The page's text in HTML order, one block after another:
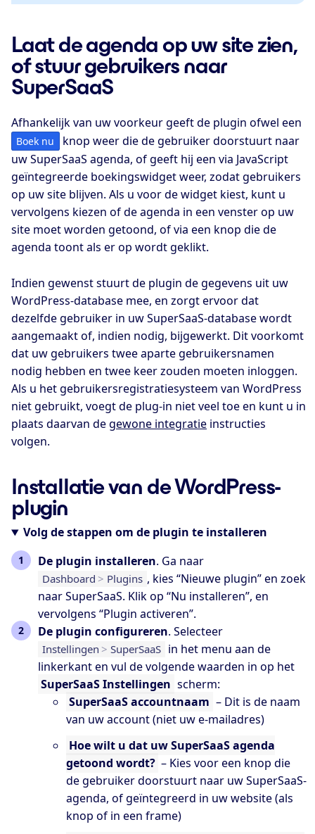
Laat de agenda op uw site zien,
of stuur gebruikers naar
SuperSaaS
Afhankelijk van uw voorkeur geeft de plugin ofwel een
Boek nu
knop weer die de gebruiker doorstuurt naar
uw SuperSaaS agenda, of geeft hij een via JavaScript
geïntegreerde boekingswidget weer, zodat gebruikers
op uw site blijven. Als u voor de widget kiest, kunt u
vervolgens kiezen of de agenda in een venster op uw
site moet worden getoond, of via een knop die de
agenda toont als er op wordt geklikt.
Indien gewenst stuurt de plugin de gegevens uit uw
WordPress-database mee, en zorgt ervoor dat
dezelfde gebruiker in uw SuperSaaS-database wordt
aangemaakt of, indien nodig, bijgewerkt. Dit voorkomt
dat uw gebruikers twee aparte gebruikersnamen
nodig hebben en twee keer zouden moeten inloggen.
Als u het gebruikersregistratiesysteem van WordPress
niet gebruikt, voegt de plug-in niet veel toe en kunt u in
plaats daarvan degewone integratie instructies
volgen.
Installatie van de WordPress-
plugin
Volg de stappen om de plugin te installeren
De plugin installeren. Ga naar
Dashboard > Plugins , kies “Nieuwe plugin” en zoek
naarSuperSaaS. Klik op “Nu installeren”, en
vervolgens “Plugin activeren”.
De plugin configureren. Selecteer
Instellingen > SuperSaaS in het menu aan de
linkerkant en vul de volgende waarden in op het
SuperSaaS Instellingen scherm:
SuperSaaS accountnaam – Dit is de naam
van uw account (niet uw e-mailadres)
Hoe wilt u dat uw SuperSaaS agenda
getoond wordt? – Kies voor een knop die
de gebruiker doorstuurt naar uw SuperSaaS-
agenda, of geïntegreerd in uw website (als
knop of in een frame)